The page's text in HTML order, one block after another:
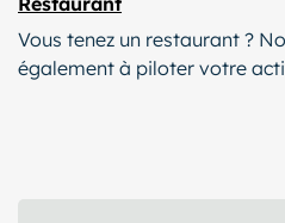
Vous tenez un restaurant ?
également à piloter votre